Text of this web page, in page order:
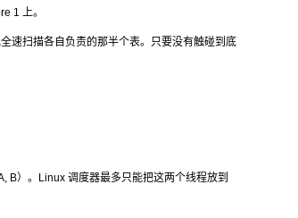
1 上。
速扫描各自负责的那半个表。只要没有触碰到底
B）。Linux 调度器最多只能把这两个线程放到